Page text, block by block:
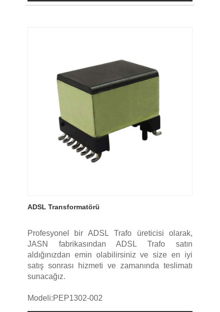
ADSL Transformatörü
Profesyonel bir ADSL Trafo üreticisi olarak,
JASN fabrikasından ADSL Trafo satın
aldığınızdan emin olabilirsiniz ve size en iyi
satış sonrası hizmeti ve zamanında teslimatı
sunacağız.
Modeli:PEP1302-002